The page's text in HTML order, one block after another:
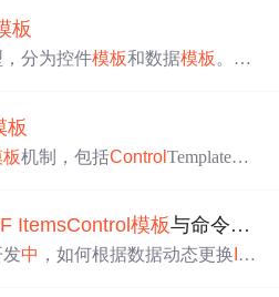
板
分为控件模板和数据模板 。控
在不同控件（如Grid、列表控
、ItemTemplate等。
板
板机制，包括ControlTemplate和
ItemsControl如ListBox中的应
数据绑定和交互行为。同时，
ItemsControl模板与命令绑定实现
发中 ，如何根据数据动态更换 Ite